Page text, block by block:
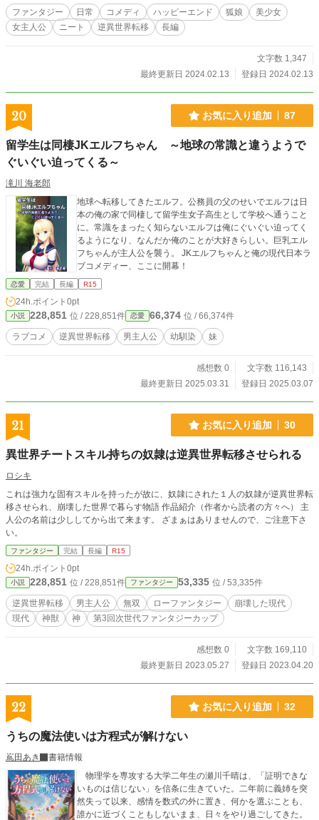
黛悠乃（まゆずみゆうだい）に拾われ居候となる。 しかし狐雪はあることに気
づいた。「居候していればこのまま働かずに生きていけるのでは？」と。 悠乃
が料理や洗濯の家事をしてくれるし、悠乃の妻の一葉が外で働いてお金を稼いで
悠乃は狐雪がニートであることが許せない。何とかしてでも働かせたい。 果た
して狐雪はニートライフを貫くことができるのか？
ファンタジー 日常 コメディ ハッピーエンド 狐娘
美少女
女主人公
ニート 逆異世界転移 長編
文字数 1,347
最終更新日 2024.02.13
登録日 2024.02.13
20 お気に入り追加 87
留学生は同棲JKエルフちゃん ～地球の常識と違うようで
ぐいぐい迫ってくる～
滝川 海老郎
地球へ転移してきたエルフ。公務員の父のせいでエルフは日
本の俺の家で同棲して留学生女子高生として学校へ通うこと
に。常識をまったく知らないエルフは俺にぐいぐい迫ってく
るようになり、なんだか俺のことが大好きらしい。巨乳エル
フちゃんが主人公を襲う。 JKエルフちゃんと俺の現代日本ラ
ブコメディー、ここに開幕！
恋愛 完結 長編 R15
24h.ポイント 0pt
小説 228,851 位 / 228,851件 恋愛 66,374 位 / 66,374件
ラブコメ 逆異世界転移 男主人公 幼馴染 妹
感想数 0
文字数 116,143
最終更新日 2025.03.31
登録日 2025.03.07
21 お気に入り追加 30
異世界チートスキル持ちの奴隷は逆異世界転移させられる
ロシキ
これは強力な固有スキルを持ったが故に、奴隷にされた１人の奴隷が逆異世界転
移させられ、崩壊した世界で暮らす物語 作品紹介（作者から読者の方々へ） 主
人公の名前は少ししてから出て来ます。 ざまぁはありませんので、ご注意下さ
い。
ファンタジー 完結 長編 R15
24h.ポイント 0pt
小説 228,851 位 / 228,851件 ファンタジー 53,335 位 / 53,335件
逆異世界転移 男主人公 無双 ローファンタジー
崩壊した現代
現代
神獣 神 第3回次世代ファンタジーカップ
感想数 0
文字数 169,110
最終更新日 2023.05.27
登録日 2023.04.20
22 お気に入り追加 32
うちの魔法使いは方程式が解けない
嶌田あき
書籍情報
物理学を専攻する大学二年生の瀬川千晴は、「証明できな
いものは信じない」を信条に生きていた。二年前に義姉を突
然失って以来、感情を数式の外に置き、何かを選ぶことも、
誰かに近づくこともしないまま、日々をやり過ごしてきた。